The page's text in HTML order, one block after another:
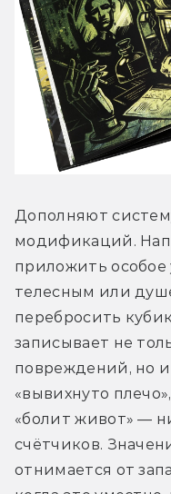
Дополняют
модификаций.
приложить особое
телесным или
перебросить
записывает не
повреждений, но
«вывихнуто
«болит живот» —
счётчиков.
отнимается от